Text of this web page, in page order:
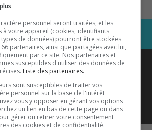
Countryest diffusé
sur1033 HD2
nous aussi sur…
personnel seront traitées, et les
à votre appareil (cookies, identifiants
de données) pourront être stockées
partenaires, ainsi que partagées avec lui,
par ce site. Nos partenaires et
susceptibles d'utiliser des données de
Liste des partenaires.
sont susceptibles de traiter vos
personnel sur la base de l'intérêt
vous y opposer en gérant vos options
un lien en bas de cette page ou dans
gérer ou retirer votre consentement
des cookies et de confidentialité.